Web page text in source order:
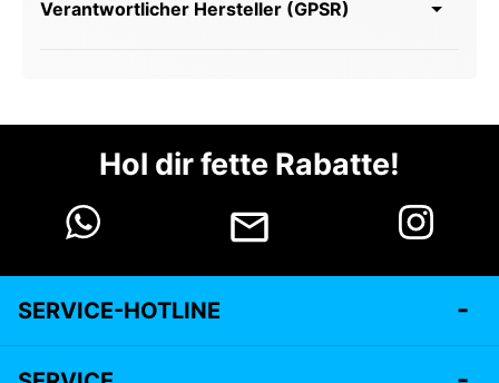
Verantwortlicher Hersteller (GPSR)
Hol dir fette Rabatte!
SERVICE-HOTLINE